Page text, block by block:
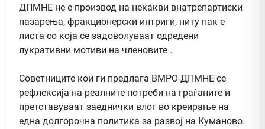
ДПМНЕ не е производ на некакви внатрепартиски
пазарења, фракционерски интриги, ниту пак е
листа со која се задоволуваат одредени
лукративни мотиви на членовите .
Советниците кои ги предлага ВМРО-ДПМНЕ се
рефлексија на реалните потреби на граѓаните и
претставуваат заеднички влог во креирање на
една долгорочна политика за развој на Куманово.